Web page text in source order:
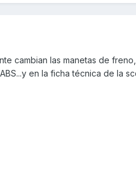
cambian las manetas de
en la ficha técnica de la